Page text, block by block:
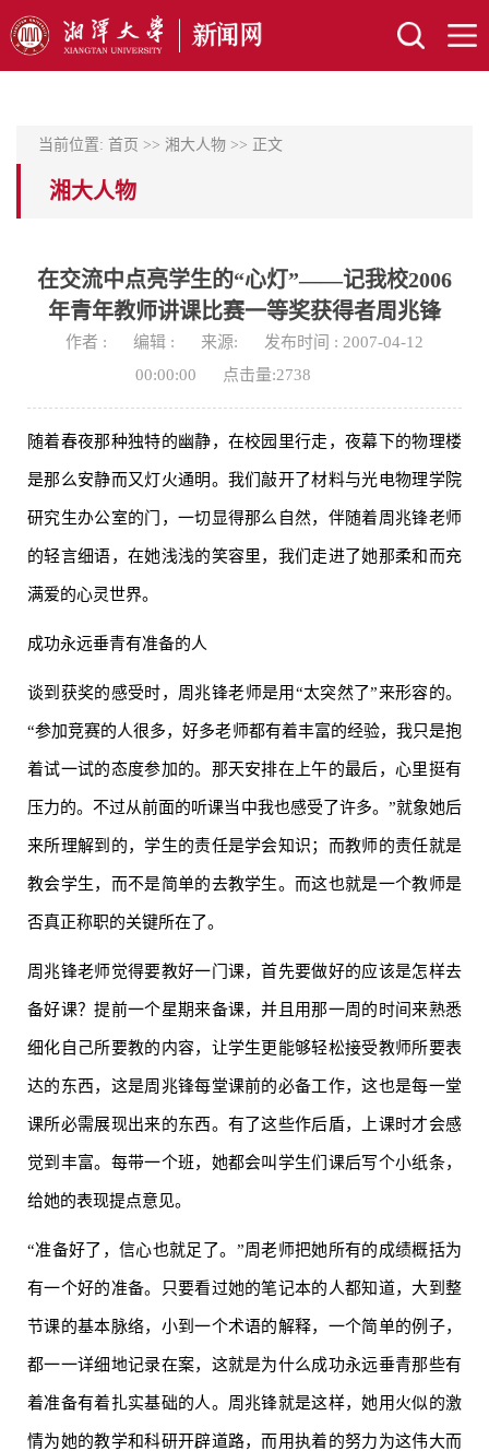
当前位置: 首页 >> 湘大人物 >> 正文
湘大人物
在交流中点亮学生的“心灯”——记我校2006
年青年教师讲课比赛一等奖获得者周兆锋
作者 : 编辑 : 来源:
发布时间 : 2007-04-12
00:00:00
点击量:2738
随着春夜那种独特的幽静，在校园里行走，夜幕下的物理楼
是那么安静而又灯火通明。我们敲开了材料与光电物理学院
研究生办公室的门，一切显得那么自然，伴随着周兆锋老师
的轻言细语，在她浅浅的笑容里，我们走进了她那柔和而充
满爱的心灵世界。
成功永远垂青有准备的人
谈到获奖的感受时，周兆锋老师是用“太突然了”来形容的。
“参加竞赛的人很多，好多老师都有着丰富的经验，我只是抱
着试一试的态度参加的。那天安排在上午的最后，心里挺有
压力的。不过从前面的听课当中我也感受了许多。”就象她后
来所理解到的，学生的责任是学会知识；而教师的责任就是
教会学生，而不是简单的去教学生。而这也就是一个教师是
否真正称职的关键所在了。
周兆锋老师觉得要教好一门课，首先要做好的应该是怎样去
备好课？提前一个星期来备课，并且用那一周的时间来熟悉
细化自己所要教的内容，让学生更能够轻松接受教师所要表
达的东西，这是周兆锋每堂课前的必备工作，这也是每一堂
课所必需展现出来的东西。有了这些作后盾，上课时才会感
觉到丰富。每带一个班，她都会叫学生们课后写个小纸条，
给她的表现提点意见。
“准备好了，信心也就足了。”周老师把她所有的成绩概括为
有一个好的准备。只要看过她的笔记本的人都知道，大到整
节课的基本脉络，小到一个术语的解释，一个简单的例子，
都一一详细地记录在案，这就是为什么成功永远垂青那些有
着准备有着扎实基础的人。周兆锋就是这样，她用火似的激
情为她的教学和科研开辟道路，而用执着的努力为这伟大而